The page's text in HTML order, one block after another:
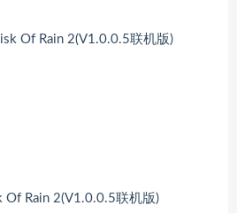
Of Rain 2(V1.0.0.5联机版)